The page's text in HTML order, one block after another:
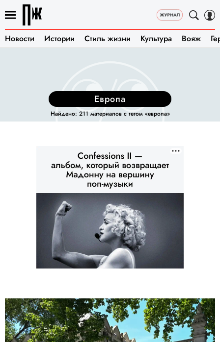
Новости Истории Стиль жизни Культура Вояж
европа
Найдено: 211 материалов с тегом «европа»